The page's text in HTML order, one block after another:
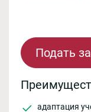
Подать
адаптация